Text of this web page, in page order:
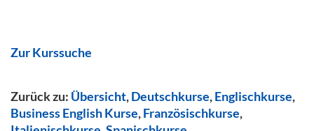
Zur Kurssuche
Zurück zu: Übersicht,Deutschkurse,Englischkurse,
Business English Kurse,Französischkurse,